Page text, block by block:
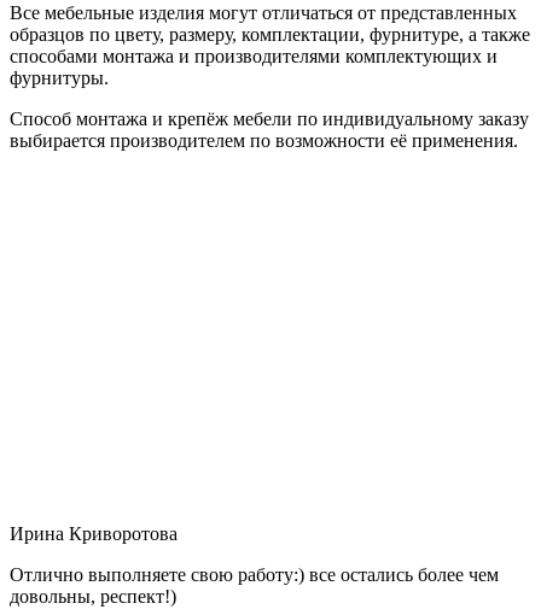
Все мебельные изделия могут отличаться от представленных
образцов по цвету, размеру, комплектации, фурнитуре, а также
способами монтажа и производителями комплектующих и
фурнитуры.
Способ монтажа и крепёж мебели по индивидуальному заказу
выбирается производителем по возможности её применения.
Ирина Криворотова
Отлично выполняете свою работу:) все остались более чем
довольны, респект!)